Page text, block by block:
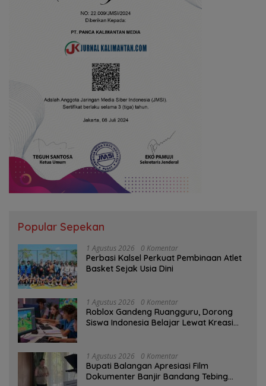
Popular Sepekan
1 Agustus 2026 0 Komentar
Perbasi Kalsel Perkuat Pembinaan Atlet
Basket Sejak Usia Dini
1 Agustus 2026 0 Komentar
Roblox Gandeng Ruangguru, Dorong
Siswa Indonesia Belajar Lewat Kreasi
1 Agustus 2026 0 Komentar
Bupati Balangan Apresiasi Film
Dokumenter Banjir Bandang Tebing